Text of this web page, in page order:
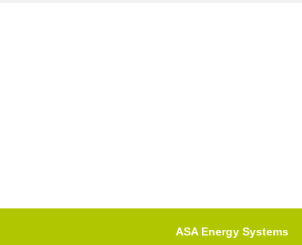
ASA Energy Systems